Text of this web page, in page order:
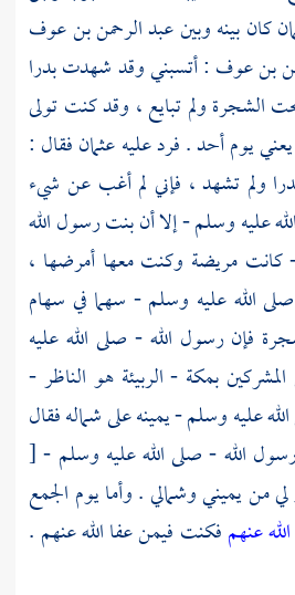
كان بينه وبينعبد الرحمن بن عوف
بن عوف : أتسبني وقد شهدتبدرا
الشجرة ولم تبايع ، وقد كنت تولى
يومأحد. فرد عليهعثمانفقال :
ولم تشهد ، فإني لم أغب عن شيء
عليه وسلم - إلا أن بنت رسول الله
كانت مريضة وكنت معها أمرضها ،
الله عليه وسلم - سهما في سهام
فإن رسول الله - صلى الله عليه
بمكة - الربيئة هو الناظر -
عليه وسلم - يمينه على شماله فقال
الله - صلى الله عليه وسلم -[
من يميني وشمالي . وأما يوم الجمع
عنهمفكنت فيمن عفا الله عنهم .